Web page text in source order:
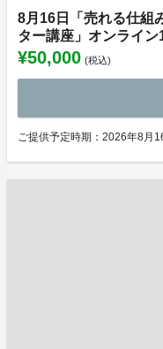
8月16日「売れる仕組
ター講座」オンライ
¥50,000 (税込)
ご提供予定時期：2026年8月